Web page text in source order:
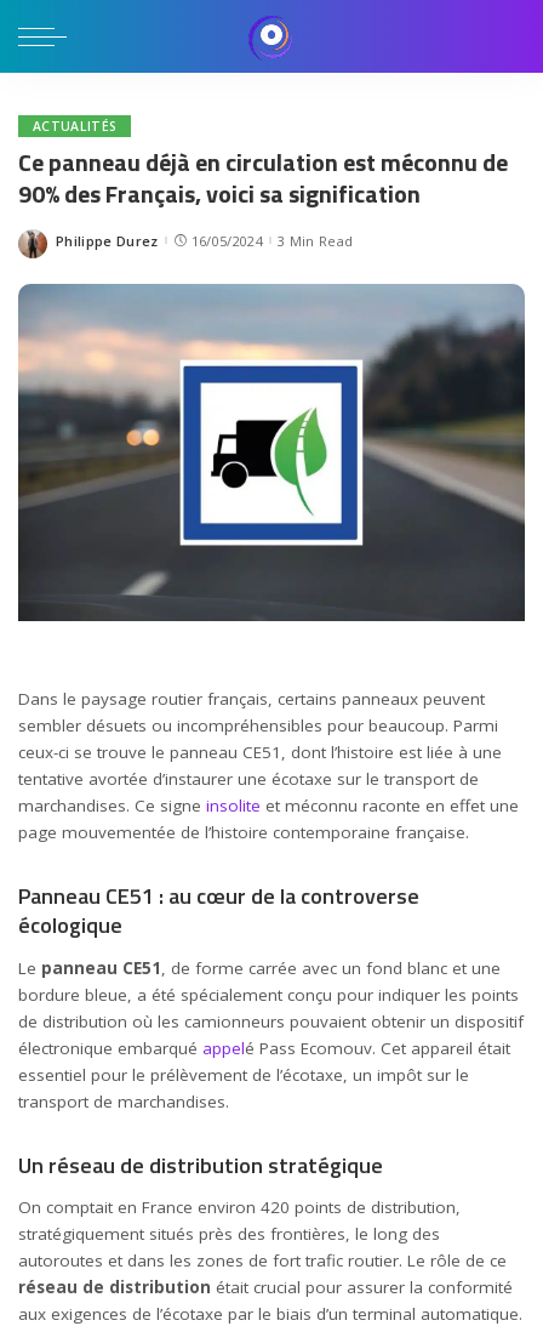
ACTUALITÉS
Ce panneau déjà en circulation est méconnu de
90% des Français, voici sa signification
Posted
Philippe Durez 16/05/2024 3 Min Read
Dans le paysage routier français, certains panneaux peuvent
sembler désuets ou incompréhensibles pour beaucoup. Parmi
ceux-ci se trouve le panneau CE51, dont l’histoire est liée à une
tentative avortée d’instaurer une écotaxe sur le transport de
marchandises. Ce signe insolite et méconnu raconte en effet une
page mouvementée de l’histoire contemporaine française.
Panneau CE51 : au cœur de la controverse
écologique
Le panneau CE51
, de forme carrée avec un fond blanc et une
bordure bleue, a été spécialement conçu pour indiquer les points
de distribution où les camionneurs pouvaient obtenir un dispositif
électronique embarqué appelé Pass Ecomouv. Cet appareil était
essentiel pour le prélèvement de l’écotaxe, un impôt sur le
transport de marchandises.
Un réseau de distribution stratégique
On comptait en France environ 420 points de distribution,
stratégiquement situés près des frontières, le long des
autoroutes et dans les zones de fort trafic routier. Le rôle de ce
réseau de distribution était crucial pour assurer la conformité
aux exigences de l’écotaxe par le biais d’un terminal automatique.